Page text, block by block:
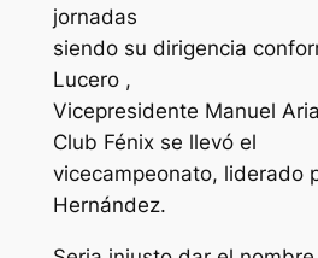
jornadas
siendo su dirigencia
Lucero ,
Vicepresidente Manuel
Club Fénix se llevó el
vicecampeonato, liderado
Hernández.